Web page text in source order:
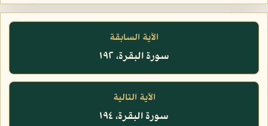
الآية السابقة
سورة البقرة، ١٩٢
الآية التالية
سورة البقرة، ١٩٤